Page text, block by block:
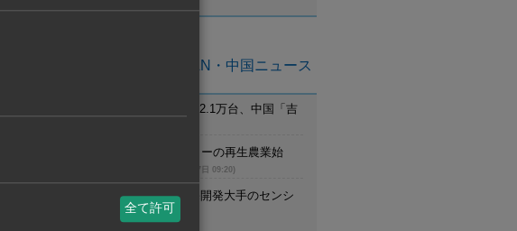
亜州ASEAN・中国ニュース
【タイ】7月のEV新車登録2.1万台、中国「吉
【ベトナム】UCCがコーヒーの再生農業始
(8月7日 09:20)
【タイ】野村不動産、住宅開発大手のセンシ
リと合弁設立 (8月7日 09:20)
全て許可